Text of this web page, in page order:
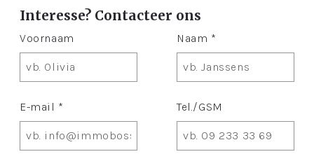
Interesse? Contacteer ons
Voornaam Naam *
E-mail * Tel./GSM